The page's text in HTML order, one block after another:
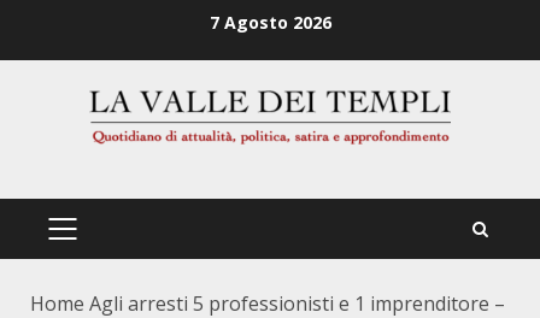
7 Agosto 2026
PRIMÄRES
Home Agli arresti 5 professionisti e 1 imprenditore –